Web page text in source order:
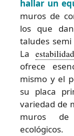
hallar un
muros de
los que
taludes
La estabilidad
ofrece
mismo y el
su placa
variedad de
muros de
ecológicos.